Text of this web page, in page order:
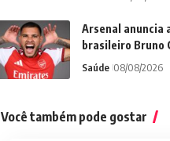
Arsenal anuncia
brasileiro Bruno
Saúde 08/08/2026
Você também pode gostar